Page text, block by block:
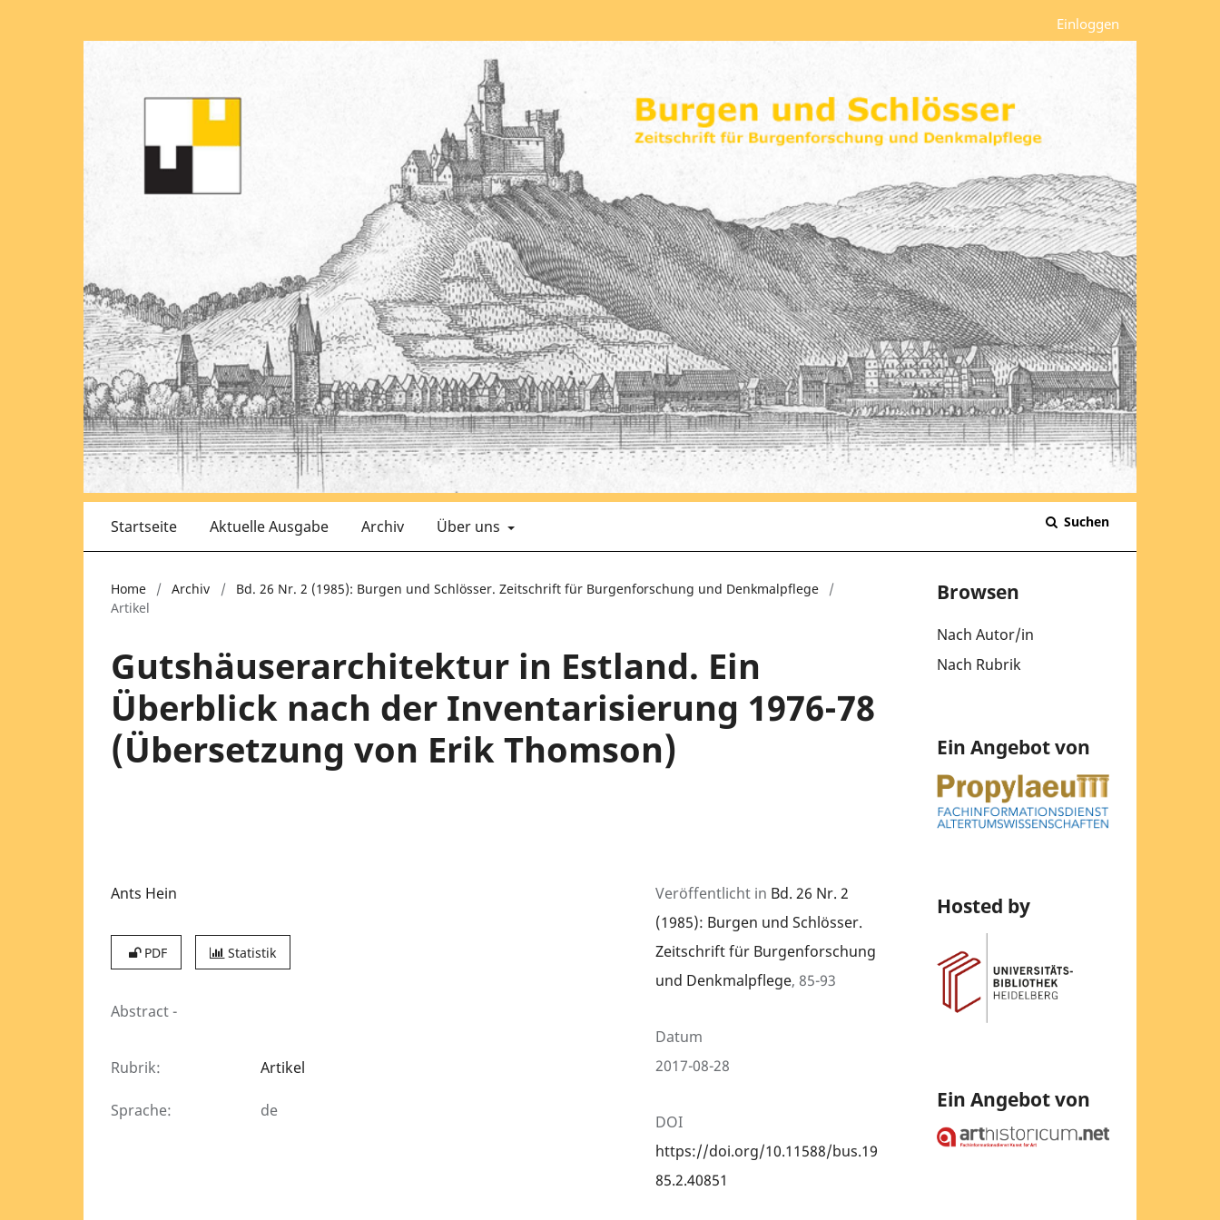
Startseite Aktuelle Ausgabe Archiv Über uns Suchen
Einloggen
Home / Archiv / Bd. 26 Nr. 2 (1985): Burgen und Schlösser. Zeitschrift für Burgenforschung und Denkmalpflege
/
Artikel
Gutshäuserarchitektur in Estland. Ein
Überblick nach der Inventarisierung 1976-78
(Übersetzung von Erik Thomson)
Ants Hein
PDF Statistik
Abstract-
Rubrik: Artikel
Sprache: de
Veröffentlicht in Bd. 26 Nr. 2
(1985): Burgen und Schlösser.
Zeitschrift für Burgenforschung
und Denkmalpflege, 85-93
Datum
2017-08-28
DOI
https://doi.org/10.11588/bus.19
85.2.40851
Browsen
Nach Autor/in
Nach Rubrik
Ein Angebot von
Hosted by
Ein Angebot von